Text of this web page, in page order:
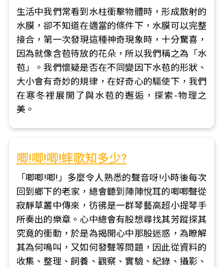
生活中我們常看到水柱衝擊物體時，形成散射的
水膜，卻不知道在適當的條件下，水膜可以完整
接合，第一次發現這種神奇現象時，十分驚喜，
因為就像含苞待放的花朵，所以我們稱之為「水
苞」。我們懷疑是否在不同變因下水苞的形狀、
大小會有奇妙的規律，在好奇心的驅使下，我們
在寒冬裡展開了與水苞的邂逅，探索-物理之
美。
唧!唧!唧!蟀歌知多少?
「唧唧!唧!」多麼令人熟悉的聲音呀!小時後每次
回到鄉下的老家，總會聽到陣陣悅耳的唧唧聲從
寂靜草叢中傳來，彷彿是一群琴藝高超小提琴手
所奏出的樂章。心中總會有股想尋找其芳蹤探其
究竟的衝動，於是為揭開心中那股迷惑，為瞭解
其為何鳴叫，又如何發聲等問題，因此從資料的
收集、整理、飼養、觀察、實驗、紀錄、攝影、